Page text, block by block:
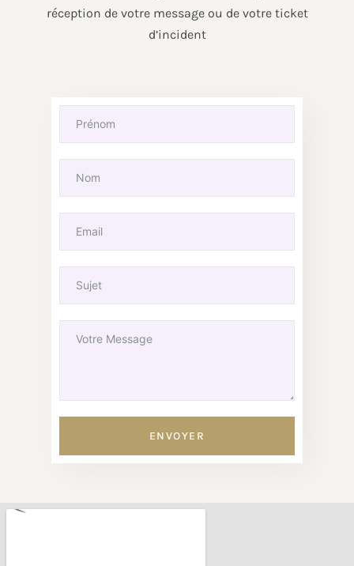
réception de votre message ou de votre ticket
d’incident
ENVOYER